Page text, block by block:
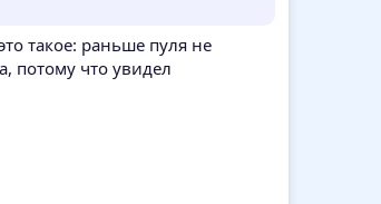
такое: раньше пуля не
потому что увидел